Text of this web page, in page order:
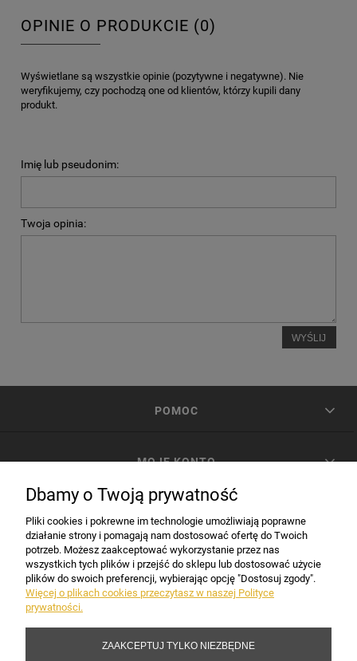
OPINIE O PRODUKCIE (0)
Wyświetlane są wszystkie opinie (pozytywne i negatywne). Nie
weryfikujemy, czy pochodzą one od klientów, którzy kupili dany
produkt.
Imię lub pseudonim:
Twoja opinia:
WYŚLIJ
POMOC
MOJE KONTO
INFORMACJE
Dbamy o Twoją prywatność
Pliki cookies i pokrewne im technologie umożliwiają poprawne
działanie strony i pomagają nam dostosować ofertę do Twoich
potrzeb. Możesz zaakceptować wykorzystanie przez nas
wszystkich tych plików i przejść do sklepu lub dostosować użycie
plików do swoich preferencji, wybierając opcję "Dostosuj zgody".
Więcej o plikach cookies przeczytasz w naszej Polityce
prywatności.
ZAAKCEPTUJ TYLKO NIEZBĘDNE